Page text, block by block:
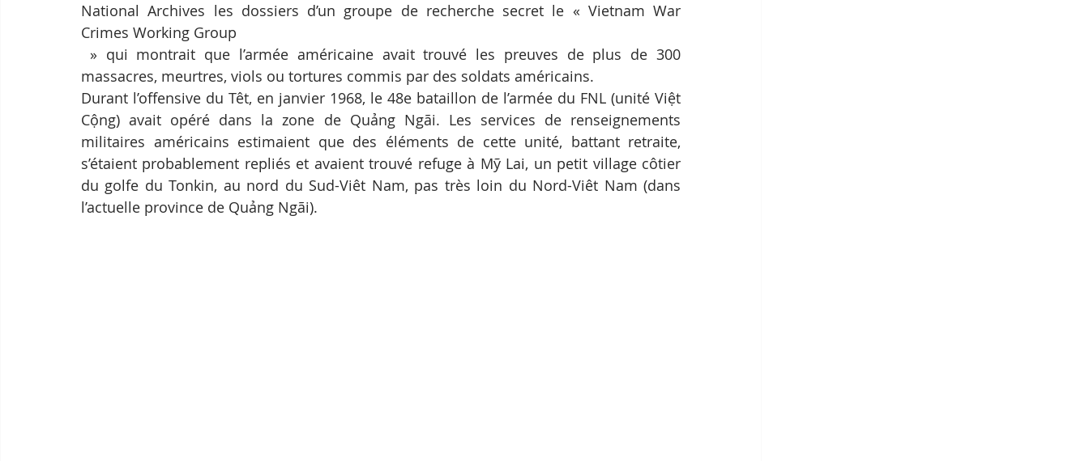
National Archives les dossiers d’un groupe de recherche secret le « Vietnam War
Crimes Working Group
massacres, meurtres, viols ou tortures commis par des soldats américains.
Durant l’offensive du Têt, en janvier 1968, le 48e bataillon de l’armée du FNL (unité Việt
Cộng) avait opéré dans la zone de Quảng Ngãi. Les services de renseignements
militaires américains estimaient que des éléments de cette unité, battant retraite,
s’étaient probablement repliés et avaient trouvé refuge à Mỹ Lai, un petit village côtier
du golfe du Tonkin, au nord du Sud-Viêt Nam, pas très loin du Nord-Viêt Nam (dans
l’actuelle province de Quảng Ngãi).